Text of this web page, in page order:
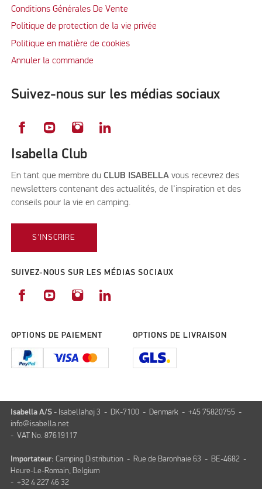
Conditions Générales De Vente
Politique de protection de la vie privée
Politique en matière de cookies
Annuler la commande
Suivez-nous sur les médias sociaux
Isabella Club
En tant que membre du CLUB ISABELLA vous recevrez des
newsletters contenant des actualités, de l'inspiration et des
conseils pour la vie en camping.
S'INSCRIRE
SUIVEZ-NOUS SUR LES MÉDIAS SOCIAUX
OPTIONS DE PAIEMENT OPTIONS DE LIVRAISON
Isabella A/S - Isabellahøj 3 - DK-7100 - Denmark - +45 75820755 -
info@isabella.net
- VAT No. 87619117
Importateur: Camping Distribution - Rue de Baronhaie 63 - BE-4682 -
Heure-Le-Romain, Belgium
- +32 4 227 46 32